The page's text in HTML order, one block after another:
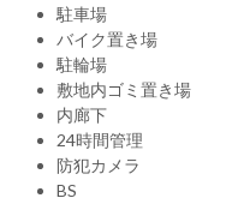
駐車場
バイク置き場
駐輪場
敷地内ゴミ置き場
内廊下
24時間管理
防犯カメラ
BS